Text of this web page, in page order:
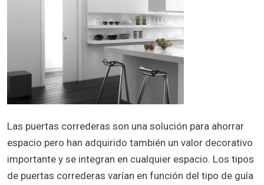
Las puertas correderas son una solución para ahorrar
espacio pero han adquirido también un valor decorativo
importante y se integran en cualquier espacio. Los tipos
de puertas correderas varían en función del tipo de guía